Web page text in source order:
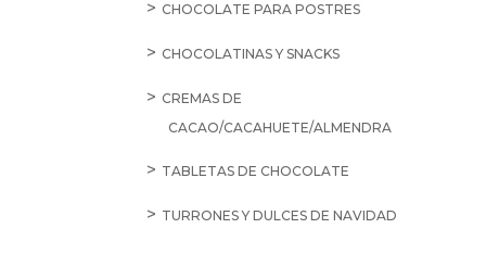
CHOCOLATE PARA POSTRES
CHOCOLATINAS Y SNACKS
CREMAS DE
CACAO/CACAHUETE/ALMENDRA
TABLETAS DE CHOCOLATE
TURRONES Y DULCES DE NAVIDAD